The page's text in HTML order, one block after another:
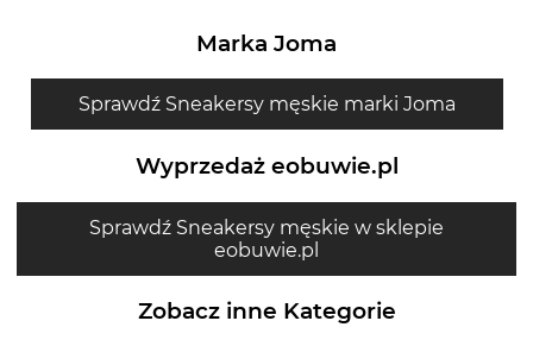
Marka Joma
Sprawdź Sneakersy męskie marki Joma
Wyprzedaż eobuwie.pl
Sprawdź Sneakersy męskie w sklepie
eobuwie.pl
Zobacz inne Kategorie